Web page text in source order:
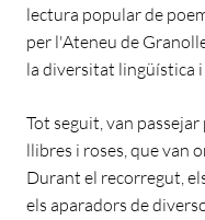
lectura popular de
per l'Ateneu de
la diversitat lingüística
Tot seguit, van
llibres i roses, que van
Durant el recorregut,
els aparadors de